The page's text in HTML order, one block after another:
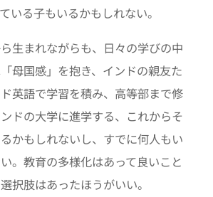
いる子もいるかもしれない。
生まれながらも、日々の学びの中
母国感」を抱き、インドの親友た
英語で学習を積み、高等部まで修
ドの大学に進学する、これからそ
かもしれないし、すでに何人もい
。教育の多様化はあって良いこと
択肢はあったほうがいい。